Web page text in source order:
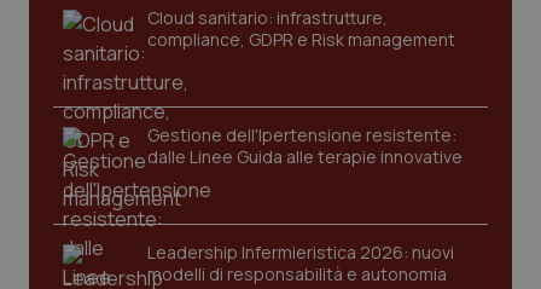
Cloud sanitario: infrastrutture,
compliance, GDPR e Risk management
Gestione dell'Ipertensione resistente:
dalle Linee Guida alle terapie innovative
Leadership Infermieristica 2026: nuovi
modelli di responsabilità e autonomia
navigazione sulle pagine e l'accesso alle aree
protette del sito. Il sito web non è in grado di
funzionare correttamente senza questi cookie.
Nome
VISITOR_PRIVACY_METADATA
YouTube
.youtube.com